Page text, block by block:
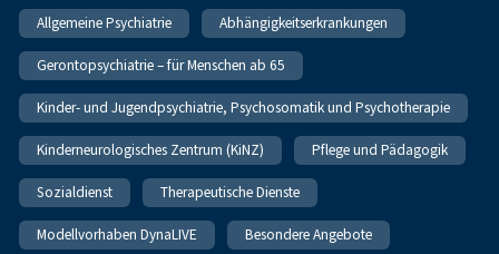
Allgemeine Psychiatrie Abhängigkeitserkrankungen
Gerontopsychiatrie – für Menschen ab 65
Kinder- und Jugendpsychiatrie, Psychosomatik und Psychotherapie
Kinderneurologisches Zentrum (KiNZ) Pflege und Pädagogik
Sozialdienst Therapeutische Dienste
Modellvorhaben DynaLIVE Besondere Angebote